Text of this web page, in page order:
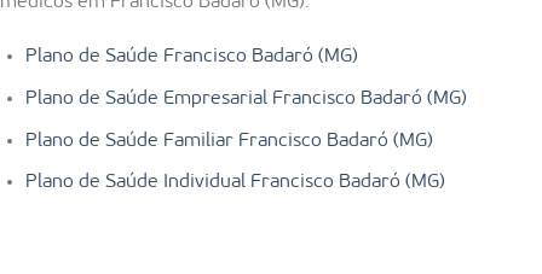
Plano de Saúde Francisco Badaró (MG)
Plano de Saúde Empresarial Francisco Badaró (MG)
Plano de Saúde Familiar Francisco Badaró (MG)
Plano de Saúde Individual Francisco Badaró (MG)